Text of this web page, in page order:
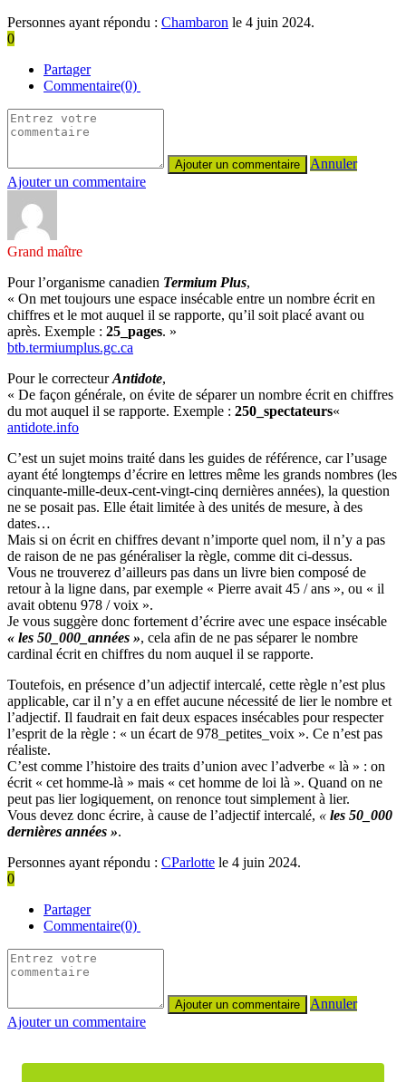
Personnes ayant répondu : Chambaron le 4 juin 2024.
0
Partager
Commentaire(0)
Annuler
Ajouter un commentaire
Grand maître
Pour l’organisme canadien Termium Plus,
« On met toujours une espace insécable entre un nombre écrit en
chiffres et le mot auquel il se rapporte, qu’il soit placé avant ou
après. Exemple : 25_pages. »
btb.termiumplus.gc.ca
Pour le correcteurAntidote,
« De façon générale, on évite de séparer un nombre écrit en chiffres
du mot auquel il se rapporte. Exemple : 250_spectateurs«
antidote.info
C’est un sujet moins traité dans les guides de référence, car l’usage
ayant été longtemps d’écrire en lettres même les grands nombres (les
cinquante-mille-deux-cent-vingt-cinq dernières années), la question
ne se posait pas. Elle était limitée à des unités de mesure, à des
dates…
Mais si on écrit en chiffres devant n’importe quel nom, il n’y a pas
de raison de ne pas généraliser la règle, comme dit ci-dessus.
Vous ne trouverez d’ailleurs pas dans un livre bien composé de
retour à la ligne dans, par exemple « Pierre avait 45 / ans », ou « il
avait obtenu 978 / voix ».
Je vous suggère donc fortement d’écrire avec une espace insécable
« les 50_000_années », cela afin de ne pas séparer le nombre
cardinal écrit en chiffres du nom auquel il se rapporte.
Toutefois, en présence d’un adjectif intercalé, cette règle n’est plus
applicable, car il n’y a en effet aucune nécessité de lier le nombre et
l’adjectif. Il faudrait en fait deux espaces insécables pour respecter
l’esprit de la règle : « un écart de 978_petites_voix ». Ce n’est pas
réaliste.
C’est comme l’histoire des traits d’union avec l’adverbe « là » : on
écrit « cet homme-là » mais « cet homme de loi là ». Quand on ne
peut pas lier logiquement, on renonce tout simplement à lier.
Vous devez donc écrire, à cause de l’adjectif intercalé, « les 50_000
dernières années ».
Personnes ayant répondu : CParlotte le 4 juin 2024.
0
Partager
Commentaire(0)
Annuler
Ajouter un commentaire